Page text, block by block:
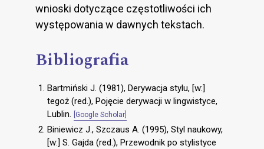
wnioski dotyczące częstotliwości ich
występowania w dawnych tekstach.
Bibliografia
Bartmiński J. (1981), Derywacja stylu, [w:]
tegoż (red.), Pojęcie derywacji w lingwistyce,
Lublin.
[Google Scholar]
Biniewicz J., Szczaus A. (1995), Styl naukowy,
[w:] S. Gajda (red.), Przewodnik po stylistyce